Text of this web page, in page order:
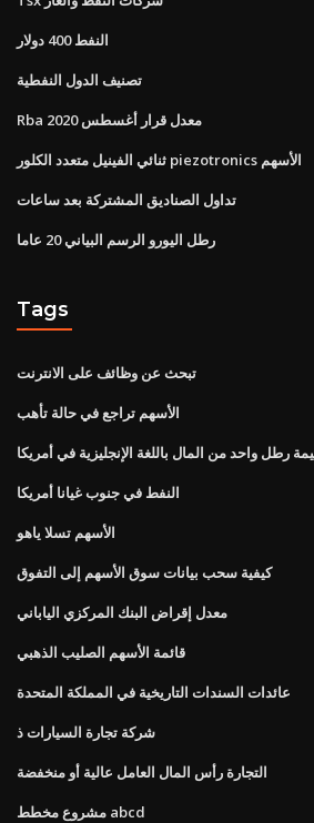
النفط 400 دولار
تصنيف الدول النفطية
Rba معدل قرار أغسطس 2020
ثنائي الفينيل متعدد الكلور piezotronics الأسهم
تداول الصناديق المشتركة بعد ساعات
رطل اليورو الرسم البياني 20 عاما
Tags
تبحث عن وظائف على الانترنت
الأسهم تراجع في حالة تأهب
رطل واحد من المال باللغة الإنجليزية في أمريكا
النفط في جنوب غيانا أمريكا
الأسهم تسلا ياهو
كيفية سحب بيانات سوق الأسهم إلى التفوق
معدل إقراض البنك المركزي الياباني
قائمة الأسهم الصليب الذهبي
عائدات السندات التاريخية في المملكة المتحدة
شركة تجارة السيارات ذ
التجارة رأس المال العامل عالية أو منخفضة
مشروع مخطط abcd